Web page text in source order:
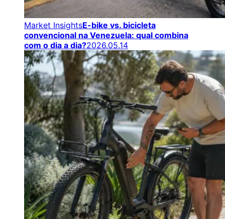
Market InsightsE-bike vs. bicicleta
convencional na Venezuela: qual combina
com o dia a dia?2026.05.14